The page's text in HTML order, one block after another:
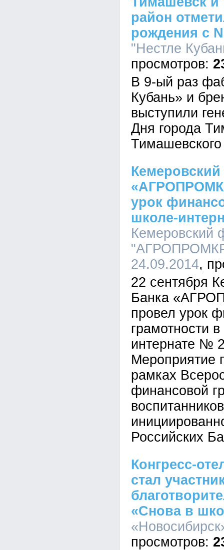
район
рождения с
"Нестле
В 9-ый раз
Кубань» и
выступили
Дня города
урок
школе-
24.09.2014
22 сентября
Банка
провел урок
грамотности
интернате №
Мероприятие
рамках
финансовой
Российских
Конгресс-
стал
«Снова в